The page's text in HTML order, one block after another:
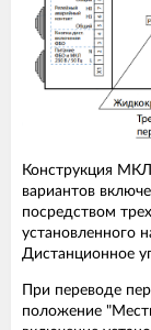
Конструкция МКЛ
вариантов
посредством
установленного
Дистанционное
При переводе
положение